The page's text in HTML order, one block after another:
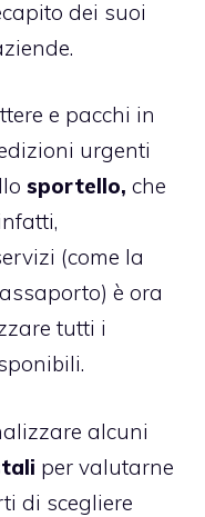
dei suoi
e pacchi in
urgenti
sportello, che
(come la
è ora
tutti i
alcuni
per valutarne
di scegliere